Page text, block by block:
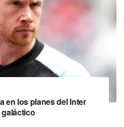
en los planes del Inter